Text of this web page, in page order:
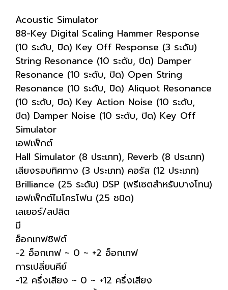
Acoustic Simulator
88-Key Digital Scaling Hammer Response
(10 ระดับ, ปิด) Key Off Response (3 ระดับ)
String Resonance (10 ระดับ, ปิด) Damper
Resonance (10 ระดับ, ปิด) Open String
Resonance (10 ระดับ, ปิด) Aliquot Resonance
(10 ระดับ, ปิด) Key Action Noise (10 ระดับ,
ปิด) Damper Noise (10 ระดับ, ปิด) Key Off
Simulator
เอฟเฟ็กต์
Hall Simulator (8 ประเภท), Reverb (8 ประเภท)
เสียงรอบทิศทาง (3 ประเภท) คอรัส (12 ประเภท)
Brilliance (25 ระดับ) DSP (พรีเซตสำหรับบางโทน)
เอฟเฟ็กต์ไมโครโฟน (25 ชนิด)
เลเยอร์/สปลิต
มี
อ็อกเทฟชิฟต์
-2 อ็อกเทฟ ~ 0 ~ +2 อ็อกเทฟ
การเปลี่ยนคีย์
-12 ครึ่งเสียง ~ 0 ~ +12 ครึ่งเสียง